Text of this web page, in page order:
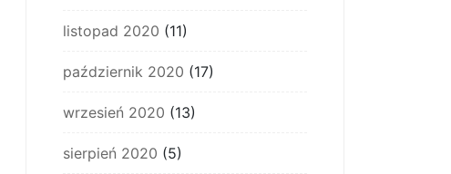
listopad 2020 (11)
październik 2020 (17)
wrzesień 2020 (13)
sierpień 2020 (5)